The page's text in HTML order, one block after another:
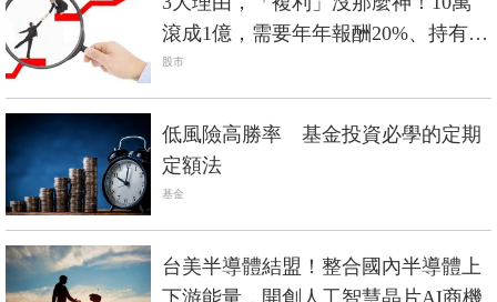
滾成1億，需要年年報酬20%、持有超
過40年...
股市
低風險高勝率 基金投資必學的定期
定額法
基金
台美半導體結盟！整合國內半導體上
下游能量，開創人工智慧晶片AI商機